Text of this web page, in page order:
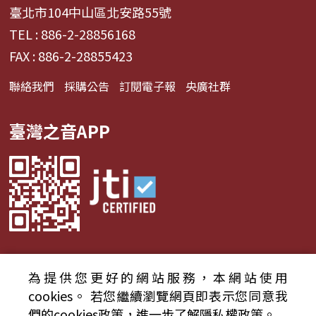
臺北市104中山區北安路55號
TEL : 886-2-28856168
FAX : 886-2-28855423
聯絡我們 採購公告 訂閱電子報 央廣社群
臺灣之音APP
© 2024財團法人中央廣播電臺 版權所有
為提供您更好的網站服務，本網站使用
cookies。 若您繼續瀏覽網頁即表示您同意我